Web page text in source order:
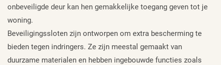
onbeveiligde deur kan hen gemakkelijke toegang geven tot je
woning.
Beveiligingssloten zijn ontworpen om extra bescherming te
bieden tegen indringers. Ze zijn meestal gemaakt van
duurzame materialen en hebben ingebouwde functies zoals